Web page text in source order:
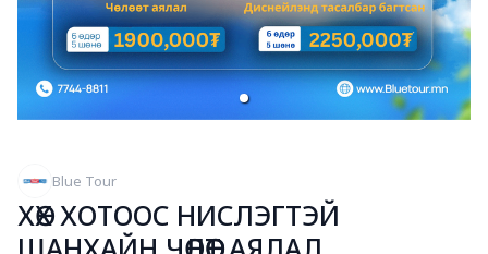
Blue Tour
ХӨХ ХОТООС НИСЛЭГТЭЙ